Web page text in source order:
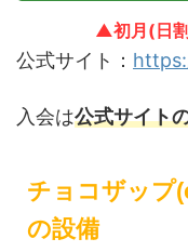
▲初月(日
公式サイト：
入会は公式サイト
チョコザップ
の設備